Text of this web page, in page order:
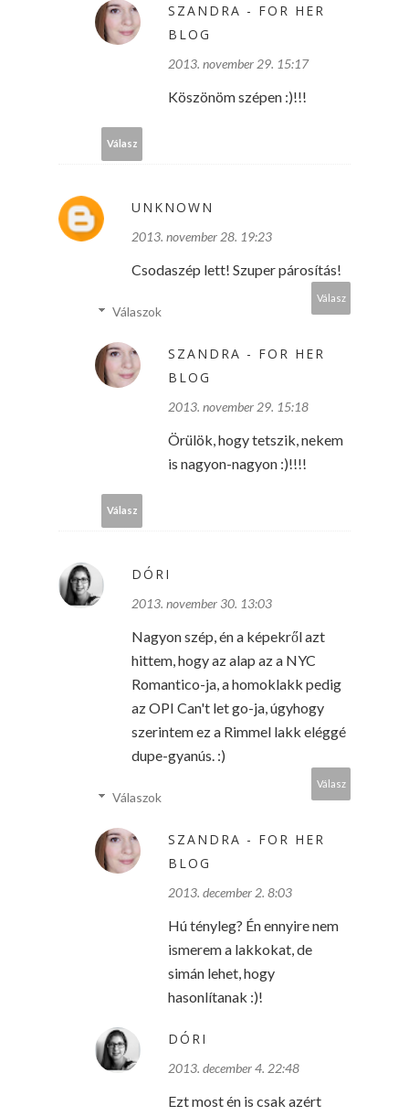
SZANDRA - FOR HER
BLOG
2013. november 29. 15:17
Köszönöm szépen :)!!!
Válasz
UNKNOWN
2013. november 28. 19:23
Csodaszép lett! Szuper párosítás!
Válasz
Válaszok
SZANDRA - FOR HER
BLOG
2013. november 29. 15:18
Örülök, hogy tetszik, nekem
is nagyon-nagyon :)!!!!
Válasz
DÓRI
2013. november 30. 13:03
Nagyon szép, én a képekről azt
hittem, hogy az alap az a NYC
Romantico-ja, a homoklakk pedig
az OPI Can't let go-ja, úgyhogy
szerintem ez a Rimmel lakk eléggé
dupe-gyanús. :)
Válasz
Válaszok
SZANDRA - FOR HER
BLOG
2013. december 2. 8:03
Hú tényleg? Én ennyire nem
ismerem a lakkokat, de
simán lehet, hogy
hasonlítanak :)!
DÓRI
2013. december 4. 22:48
Ezt most én is csak azért